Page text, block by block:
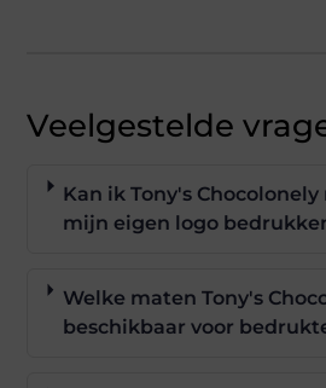
Veelgestelde
Kan ik Tony's
mijn eigen logo
Welke maten Tony's
beschikbaar voor